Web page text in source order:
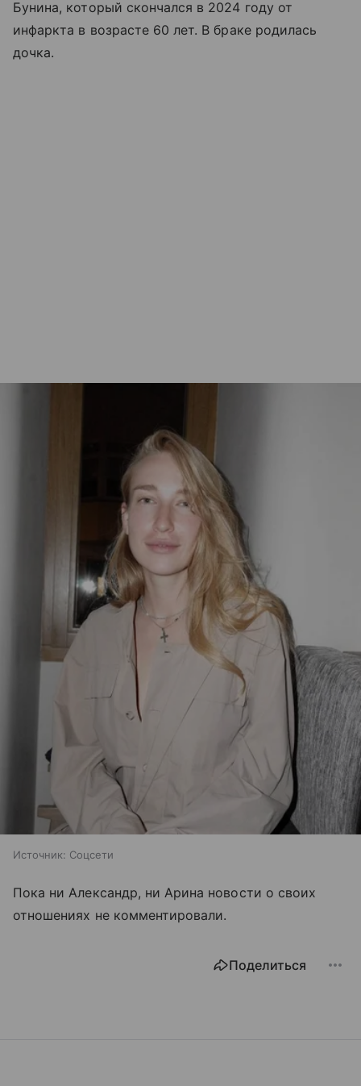
Бунина, который скончался в 2024 году от
инфаркта в возрасте 60 лет. В браке родилась
дочка.
Источник: Соцсети
Пока ни Александр, ни Арина новости о своих
отношениях не комментировали.
Поделиться